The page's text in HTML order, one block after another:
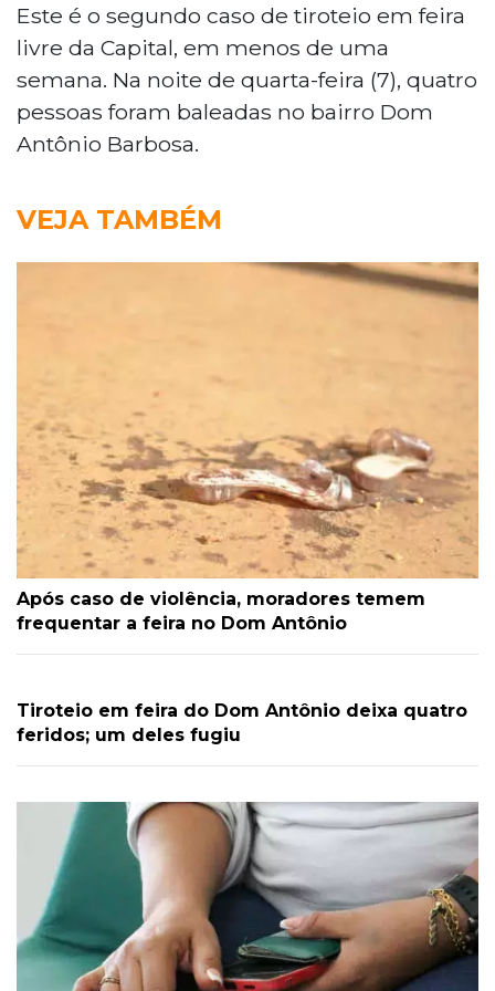
Este é o segundo caso de tiroteio em feira
livre da Capital, em menos de uma
semana. Na noite de quarta-feira (7), quatro
pessoas foram baleadas no bairro Dom
Antônio Barbosa.
VEJA TAMBÉM
Após caso de violência, moradores temem
frequentar a feira no Dom Antônio
Tiroteio em feira do Dom Antônio deixa quatro
feridos; um deles fugiu